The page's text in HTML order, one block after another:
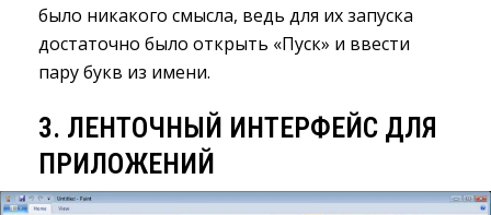
было никакого смысла, ведь для их запуска
достаточно было открыть «Пуск» и ввести
пару букв из имени.
3. ЛЕНТОЧНЫЙ ИНТЕРФЕЙС ДЛЯ
ПРИЛОЖЕНИЙ